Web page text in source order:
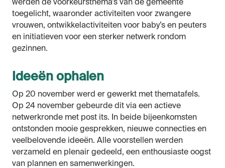
werden de voorkeursthema’s van de gemeente
toegelicht, waaronder activiteiten voor zwangere
vrouwen, ontwikkelactiviteiten voor baby’s en peuters
en initiatieven voor een sterker netwerk rondom
gezinnen.
Ideeën ophalen
Op 20 november werd er gewerkt met thematafels.
Op 24 november gebeurde dit via een actieve
netwerkronde met post its. In beide bijeenkomsten
ontstonden mooie gesprekken, nieuwe connecties en
veelbelovende ideeën. Alle voorstellen werden
verzameld en plenair gedeeld, een enthousiaste oogst
van plannen en samenwerkingen.